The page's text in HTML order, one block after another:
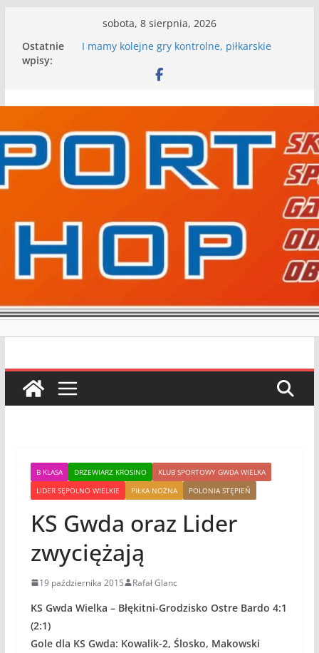
treści
sobota, 8 sierpnia, 2026
Ostatnie
wpisy:
I mamy kolejne gry kontrolne, piłkarskie
Mecz o wygraną w I Edycji Lidze Szóstek Piłki
Nasze piłkarskie zespoły w toku przygotowań
Kolejne gry kontrolne naszych piłkarskich
zespołów za nami
WKS wygrywa pierwszą edycję Ligi Szóstek w
Gwdzie Wielkiej
B KLASA DRZEWIARZ KROSINO
KLUB SPORTOWY GWDA WIELKA
LIDER SĘPOLNO WIELKIE
PIŁKA NOŻNA POLONIA STĘPIEŃ
KS Gwda oraz Lider
zwyciężają
19 października 2015 Rafał Glanc
KS Gwda Wielka – Błękitni-Grodzisko Ostre Bardo 4:1
(2:1)
Gole dla KS Gwda: Kowalik-2, Ślosko, Makowski